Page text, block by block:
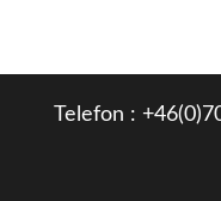
Telefon :